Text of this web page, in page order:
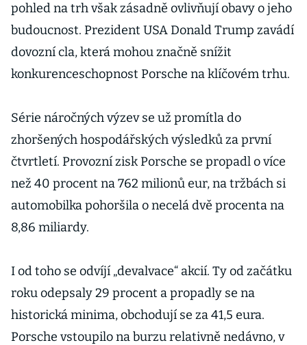
pohled na trh však zásadně ovlivňují obavy o jeho
budoucnost. Prezident USA Donald Trump zavádí
dovozní cla, která mohou značně snížit
konkurenceschopnost Porsche na klíčovém trhu.
Série náročných výzev se už promítla do
zhoršených hospodářských výsledků za první
čtvrtletí. Provozní zisk Porsche se propadl o více
než 40 procent na 762 milionů eur, na tržbách si
automobilka pohoršila o necelá dvě procenta na
8,86 miliardy.
I od toho se odvíjí „devalvace“ akcií. Ty od začátku
roku odepsaly 29 procent a propadly se na
historická minima, obchodují se za 41,5 eura.
Porsche vstoupilo na burzu relativně nedávno, v